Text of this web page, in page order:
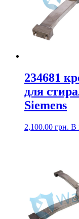
234681
для
Siemens
2,100.00 грн. В